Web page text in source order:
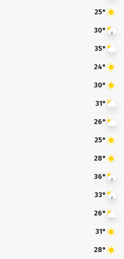
25°
30°
35°
24°
30°
31°
26°
25°
28°
36°
33°
26°
31°
28°